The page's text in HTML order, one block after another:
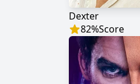
Dexter
82%Score